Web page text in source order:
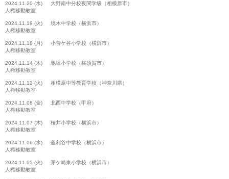
2024.11.20 (水) 大野南中分校夜間学級（相模原市）
人権移動教室
2024.11.19 (火) 境木中学校（横浜市）
人権移動教室
2024.11.18 (月) 小菅ケ谷小学校（横浜市）
人権移動教室
2024.11.14 (木) 馬堀小学校（横須賀市）
人権移動教室
2024.11.12 (火) 相模原中等教育学校（神奈川県）
人権移動教室
2024.11.08 (金) 北西中学校（甲府）
人権移動教室
2024.11.07 (木) 桜井小学校（横浜市）
人権移動教室
2024.11.06 (水) 釜利谷中学校（横浜市）
人権移動教室
2024.11.05 (火) 茅ケ崎東小学校（横浜市）
人権移動教室